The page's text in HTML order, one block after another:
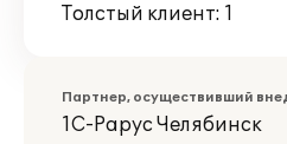
Толстый клиент: 1
Партнер, осуществивший
1С-Рарус Челябинск